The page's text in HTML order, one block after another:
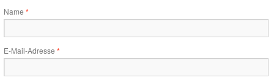
Name *
E-Mail-Adresse *